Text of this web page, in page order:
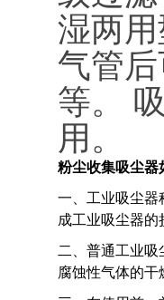
湿两
气管
等。
用。
粉尘收集吸尘器
一、工业吸尘器
成工业吸尘器
二、普通工业
腐蚀性气体的